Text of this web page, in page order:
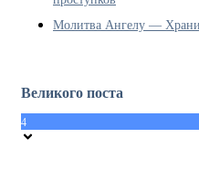
Молитва Ангелу —
Великого поста
4